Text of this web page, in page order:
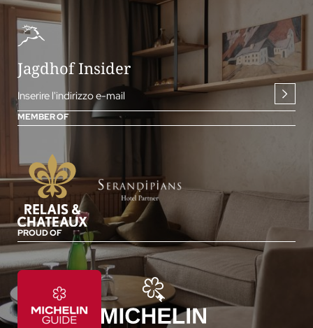
Jagdhof Insider
Inserire l'indirizzo e-mail
MEMBER OF
PROUD OF